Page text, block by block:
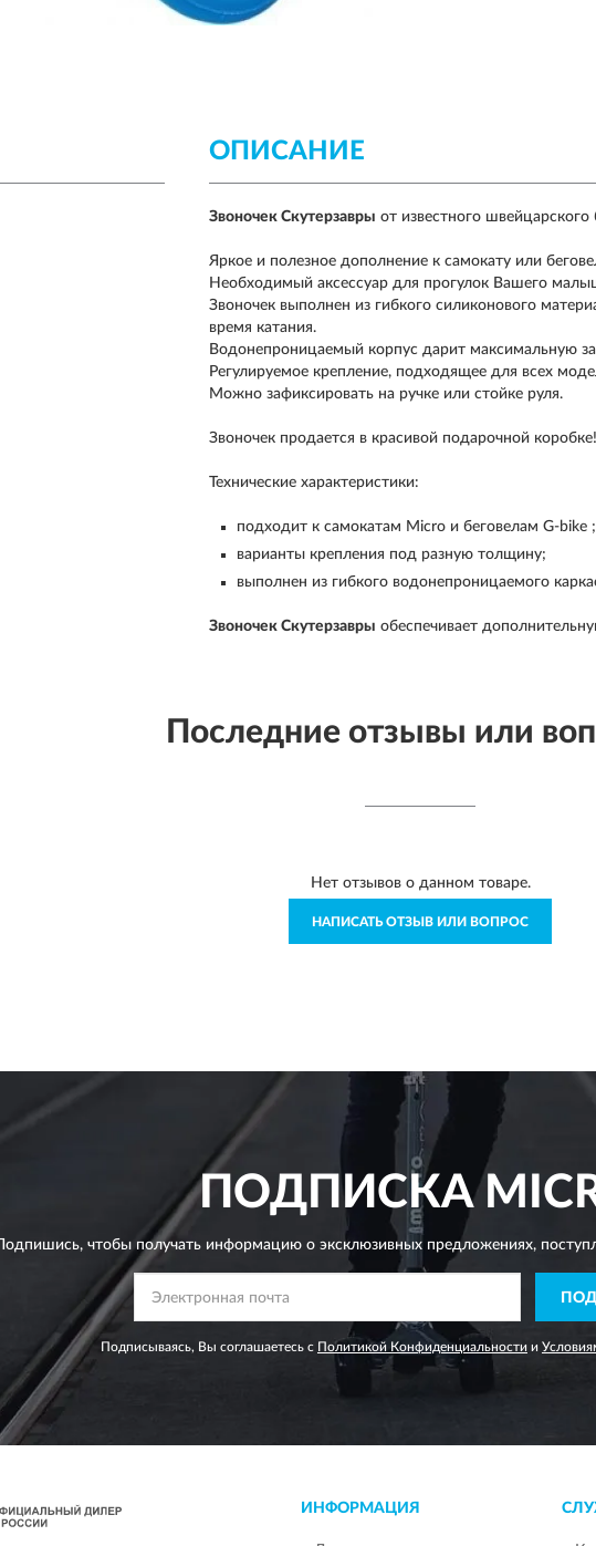
ОПИСАНИЕ
Звоночек Скутерзавры от известного
Яркое и полезное дополнение к самокату или
Необходимый аксессуар для прогулок Вашего
Звоночек выполнен из гибкого силиконового
время катания.
Водонепроницаемый корпус дарит максимальную
Регулируемое крепление, подходящее для всех
Можно зафиксировать на ручке или стойке руля.
Звоночек продается в красивой подарочной коробке!
Технические характеристики:
подходит к самокатам Micro и беговелам G-bike ;
варианты крепления под разную толщину;
выполнен из гибкого водонепроницаемого
Звоночек Скутерзавры обеспечивает
Последние отзывы или
Нет отзывов о данном товаре.
НАПИСАТЬ ОТЗЫВ ИЛИ ВОПРОС
ПОДПИСКА
Подпишись, чтобы получать информацию о эксклюзивных предложениях,
Подписываясь, Вы соглашаетесь с Политикой Конфиденциальности и
ИНФОРМАЦИЯ